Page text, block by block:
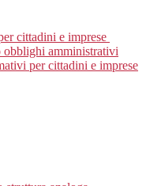
cittadini e imprese
obblighi amministrativi
per cittadini e imprese